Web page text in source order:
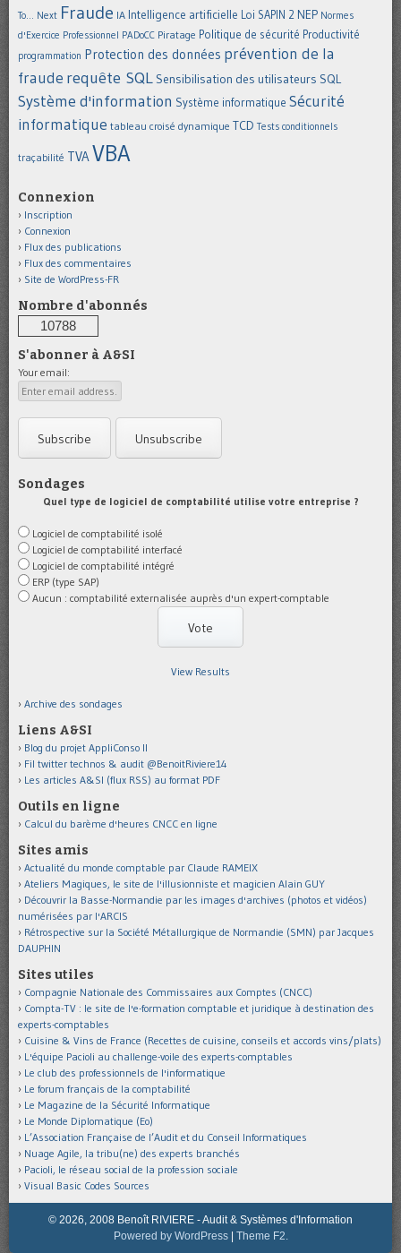
To... Next Fraude IA Intelligence artificielle Loi SAPIN 2 NEP Normes
d'Exercice Professionnel PADoCC Piratage Politique de sécurité Productivité
programmation Protection des données prévention de la
fraude requête SQL Sensibilisation des utilisateurs SQL
Système d'information Système informatique Sécurité
informatique tableau croisé dynamique TCD Tests conditionnels
traçabilité TVAVBA
Connexion
Inscription
Connexion
Flux des publications
Flux des commentaires
Site de WordPress-FR
Nombre d'abonnés
10788
S'abonner à A&SI
Your email:
Sondages
Quel type de logiciel de comptabilité utilise votre entreprise ?
Logiciel de comptabilité isolé
Logiciel de comptabilité interfacé
Logiciel de comptabilité intégré
ERP (type SAP)
Aucun : comptabilité externalisée auprès d'un expert-comptable
View Results
Archive des sondages
Liens A&SI
Blog du projet AppliConso II
Fil twitter technos & audit @BenoitRiviere14
Les articles A&SI (flux RSS) au format PDF
Outils en ligne
Calcul du barème d'heures CNCC en ligne
Sites amis
Actualité du monde comptable par Claude RAMEIX
Ateliers Magiques, le site de l'illusionniste et magicien Alain GUY
Découvrir la Basse-Normandie par les images d'archives (photos et vidéos)
numérisées par l'ARCIS
Rétrospective sur la Société Métallurgique de Normandie (SMN) par Jacques
DAUPHIN
Sites utiles
Compagnie Nationale des Commissaires aux Comptes (CNCC)
Compta-TV : le site de l'e-formation comptable et juridique à destination des
experts-comptables
Cuisine & Vins de France (Recettes de cuisine, conseils et accords vins/plats)
L'équipe Pacioli au challenge-voile des experts-comptables
Le club des professionnels de l'informatique
Le forum français de la comptabilité
Le Magazine de la Sécurité Informatique
Le Monde Diplomatique (Eo)
L’Association Française de l’Audit et du Conseil Informatiques
Nuage Agile, la tribu(ne) des experts branchés
Pacioli, le réseau social de la profession sociale
Visual Basic Codes Sources
© 2026, 2008 Benoît RIVIERE - Audit & Systèmes d'Information
Powered by WordPress | Theme F2.